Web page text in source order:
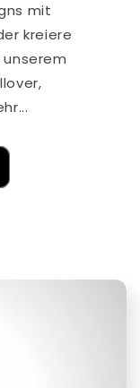
mit
kreiere